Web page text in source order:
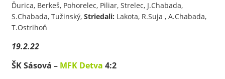
Ďurica, Berkeš, Pohorelec, Piliar, Strelec, J.Chabada,
S.Chabada, Tužinský, Striedali: Lakota, R.Suja , A.Chabada,
T.Ostrihoň
19.2.22
ŠK Sásová – MFK Detva 4:2